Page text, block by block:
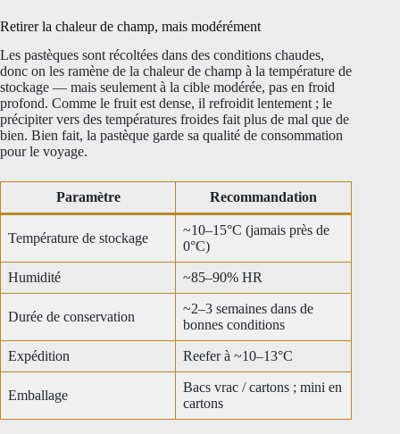
Retirer la chaleur de champ, mais modérément
Les pastèques sont récoltées dans des conditions chaudes,
donc on les ramène de la chaleur de champ à la température de
stockage — mais seulement à la cible modérée, pas en froid
profond. Comme le fruit est dense, il refroidit lentement ; le
précipiter vers des températures froides fait plus de mal que de
bien. Bien fait, la pastèque garde sa qualité de consommation
pour le voyage.
Paramètre Recommandation
Température de stockage
~10–15°C (jamais près de
0°C)
Humidité ~85–90% HR
Durée de conservation
~2–3 semaines dans de
bonnes conditions
Expédition Reefer à ~10–13°C
Emballage
Bacs vrac / cartons ; mini en
cartons